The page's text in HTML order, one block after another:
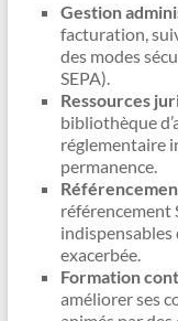
Gestion
facturation,
des modes
SEPA).
Ressources
bibliothèque
réglementaire
permanence.
référencement
indispensables
exacerbée.
Formation
améliorer ses